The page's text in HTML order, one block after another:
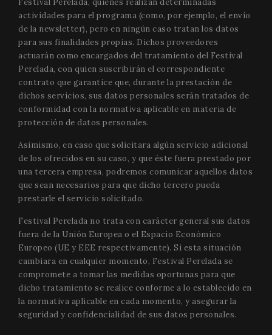
Festival Perelada, quienes realizan determinadas
actividades para el programa (como, por ejemplo, el envío
de la newsletter), pero en ningún caso tratan los datos
para sus finalidades propias. Dichos proveedores
actuarán como encargados del tratamiento del Festival
Perelada, con quien suscribirán el correspondiente
contrato que garantice que, durante la prestación de
dichos servicios, sus datos personales serán tratados de
conformidad con la normativa aplicable en materia de
protección de datos personales.
Asimismo, en caso que solicitara algún servicio adicional
de los ofrecidos en su caso, y que éste fuera prestado por
una tercera empresa, podremos comunicar aquellos datos
que sean necesarios para que dicho tercero pueda
prestarle el servicio solicitado.
Festival Perelada no trata con carácter general sus datos
fuera de la Unión Europea o el Espacio Económico
Europeo (UE y EEE respectivamente). Si esta situación
cambiara en cualquier momento, Festival Perelada se
compromete a tomar las medidas oportunas para que
dicho tratamiento se realice conforme a lo establecido en
la normativa aplicable en cada momento, y asegurar la
seguridad y confidencialidad de sus datos personales.